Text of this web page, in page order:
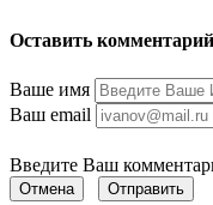
Оставить комментарий
Ваше имя
Ваш email
Введите Ваш
Отмена Отправить